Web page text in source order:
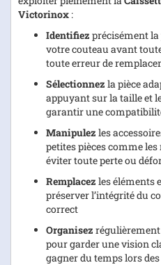
Victorinox :
Identifiez précisément
votre couteau avant
toute erreur de
Sélectionnez la pièce
appuyant sur la taille et
garantir une
Manipulez les
petites pièces comme
éviter toute perte ou
Remplacez les éléments
préserver l’intégrité du
correct
Organisez régulièrement
pour garder une vision
gagner du temps lors